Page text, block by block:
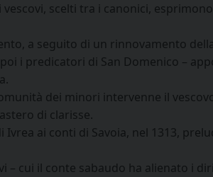
vescovi, scelti tra i canonici,
a seguito di un rinnovamento
i predicatori di San Domenico –
dei minori intervenne il
di clarisse.
Ivrea ai conti di Savoia, nel 1313,
– cui il conte sabaudo ha alienato i